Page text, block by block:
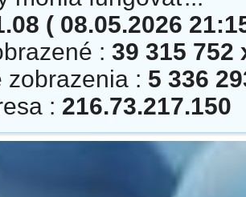
( 08.05.2026
: 39 315 752
zobrazenia : 5 336
: 216.73.217.150